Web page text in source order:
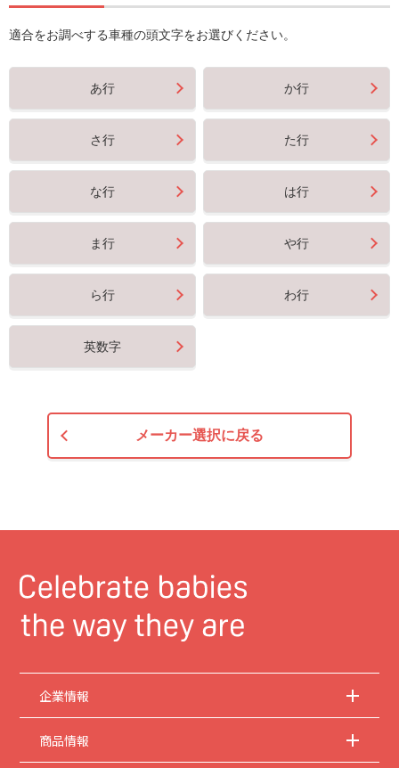
適合をお調べする車種の頭文字をお選びください。
あ行 か行
さ行 た行
な行 は行
ま行 や行
ら行 わ行
英数字
メーカー選択に戻る
企業情報
商品情報